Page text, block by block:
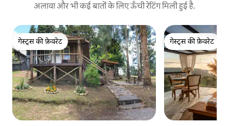
अलावा और भी कई बातों के लिए ऊँची रेटिंग मिली हुई है.
गेस्ट्स की फ़ेवरेट
गेस्ट्स की फ़ेवरेट
गेस्ट्स की फ़ेवरेट
गेस्ट्स की फ़ेवरेट